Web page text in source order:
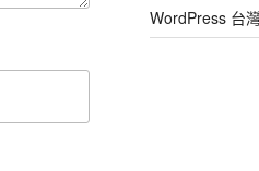
WordPress 台